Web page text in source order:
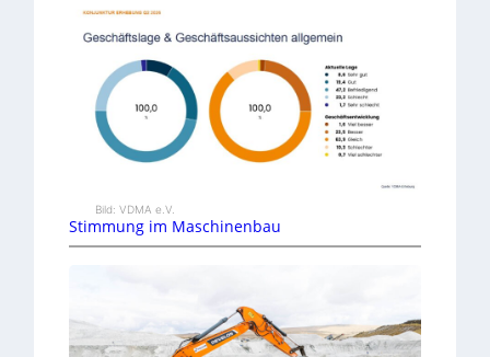
Bild: VDMA e.V.
Stimmung im Maschinenbau